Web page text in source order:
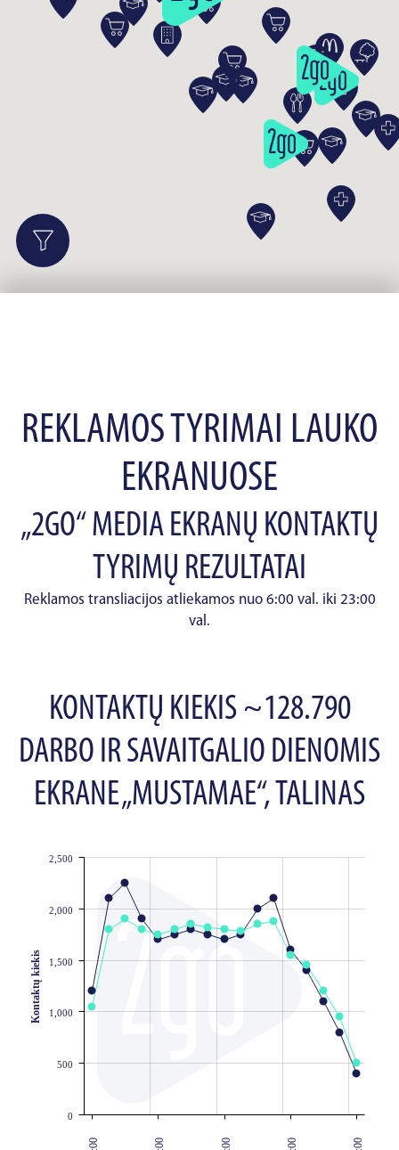
REKLAMOS TYRIMAI LAUKO
EKRANUOSE
„2GO“ MEDIA EKRANŲ KONTAKTŲ
TYRIMŲ REZULTATAI
Reklamos transliacijos atliekamos nuo 6:00 val. iki 23:00
val.
KONTAKTŲ KIEKIS ~128.790
DARBO IR SAVAITGALIO DIENOMIS
EKRANE „MUSTAMAE“, TALINAS
0
500
1,000
1,500
2,000
2,500
Kontaktų kiekis
JS chart by amCharts